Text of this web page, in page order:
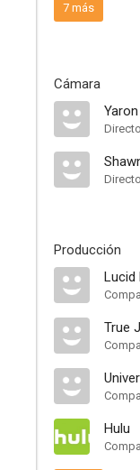
7 más
Cámara
Producción
Lucid
True
Hulu